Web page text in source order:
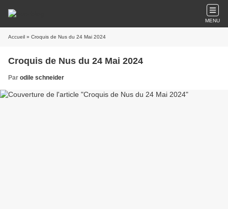
MENU
Accueil » Croquis de Nus du 24 Mai 2024
Croquis de Nus du 24 Mai 2024
Par odile schneider